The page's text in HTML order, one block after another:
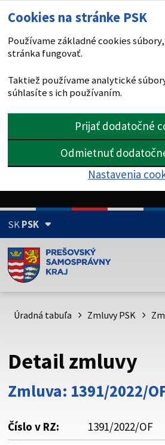
Cookies na stránke PSK
Používame základné cookies
stránka fungovať.
Taktiež používame analytické
súhlasíte s ich používaním.
Prijať dodatočné
Odmietnuť
Nastavenia
SKPSK
Doména psk.sk je oficiálna
Toto je oficiálna webová stránka
psk.sk.
Buďte pozorní a vždy sa uistite, že
cez zabezpečenú webovú stránku.
vždy začína https:// pred názvom
Úradná tabuľa Zmluvy PSK
Detail zmluvy
Zmluva: 1391/2022/
Číslo v RZ:
1391/2022/OF